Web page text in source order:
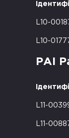
L10-
L10-
РАІ
L11-
L11-